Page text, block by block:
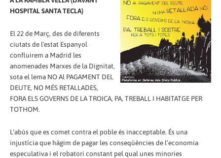
HOSPITAL SANTA TECLA)
El 22 de Març, des de diferents
ciutats de l'estat Espanyol
confluirem a Madrid les
anomenades Marxes de la Dignitat,
sota el lema NO Al PAGAMENT DEL
DEUTE, NO MÉS RETALLADES,
FORA ELS GOVERNS DE LA TROICA, PA, TREBALL I HABITATGE PER
TOTHOM.
L'abús que es comet contra el poble és inacceptable. És una
injustícia que hàgim de pagar les conseqüències de l’economia
especulativa i el robatori constant pel qual unes minories